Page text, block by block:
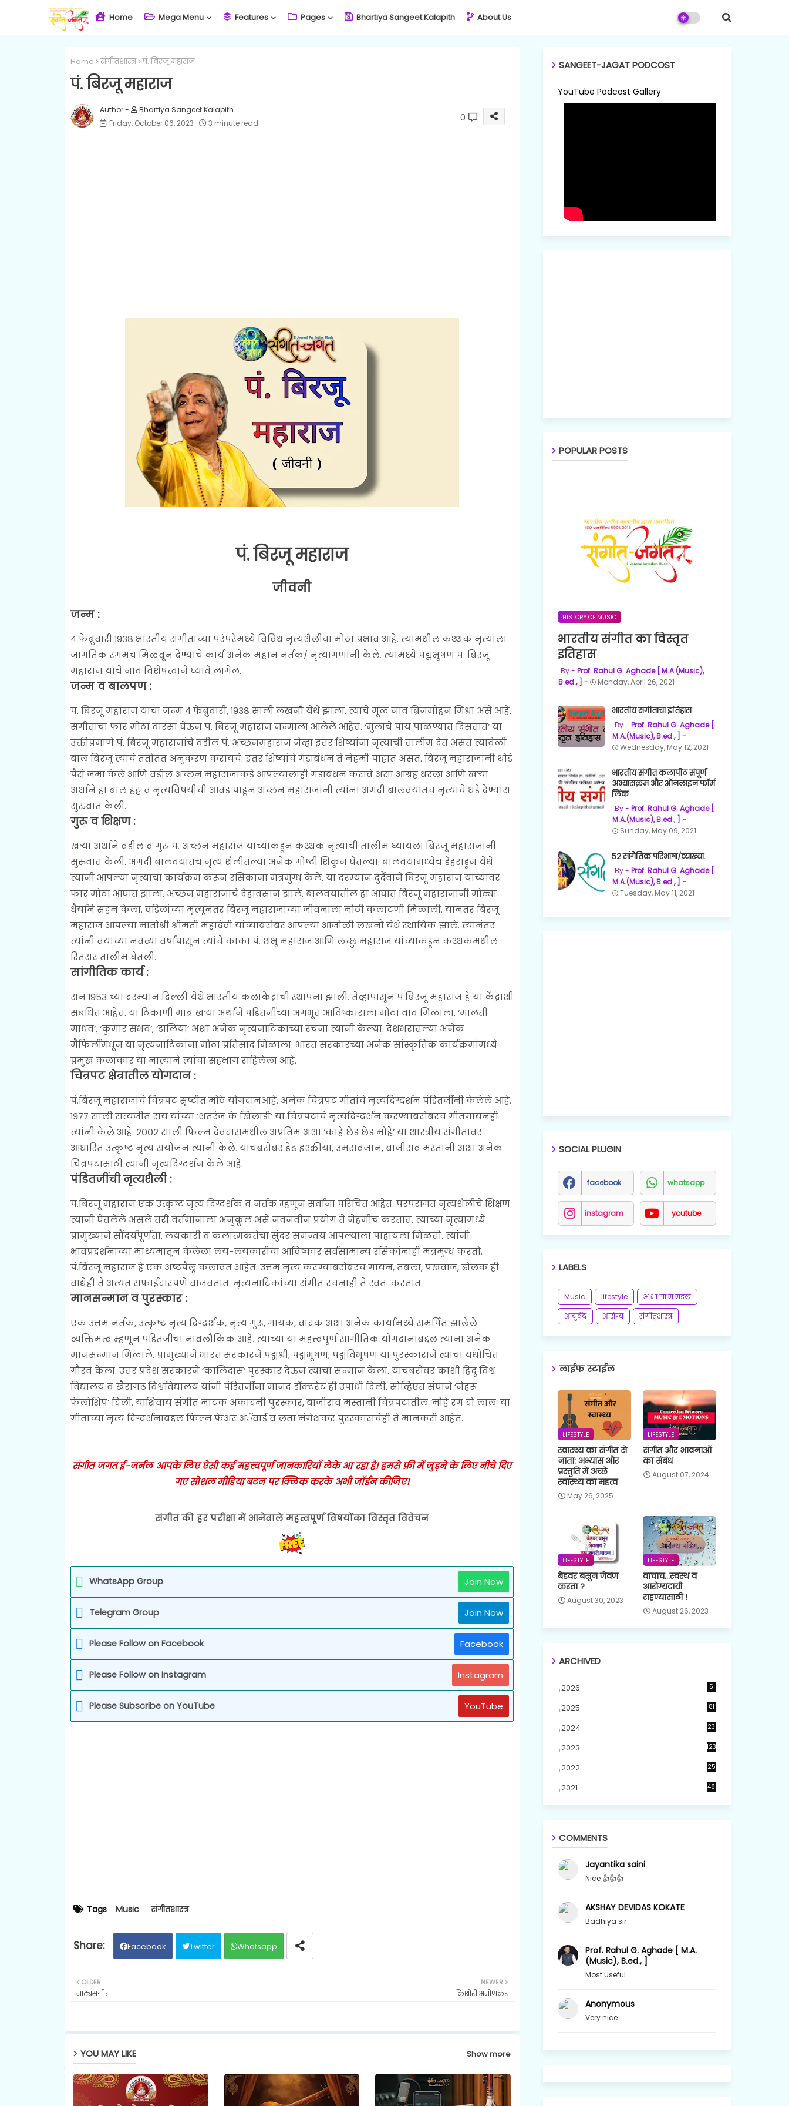
Home Mega Menu Features Pages Bhartiya Sangeet Kalapith About Us
Home संगीतशास्त्र पं. बिरजू महाराज
पं. बिरजू महाराज
Bhartiya Sangeet Kalapith
Friday, October 06, 2023
3 minute read 0
पं. बिरजू महाराज
जीवनी
जन्म :
४ फेब्रुवारी १९३८ भारतीय संगीताच्या परंपरेमध्ये विविध नृत्यशैलींचा मोठा प्रभाव आहे. त्यामधील कथ्थक नृत्याला
जागतिक रंगमंच मिळवून देण्याचे कार्य अनेक महान नर्तक/ नृत्यांगणांनी केले. त्यामध्ये पद्मभूषण पं. बिरजू
महाराज यांचे नाव विशेषत्वाने घ्यावे लागेल.
जन्म व बालपण :
पं. बिरजू महाराज यांचा जन्म ४ फेब्रुवारी, १९३८ साली लखनौ येथे झाला. त्यांचे मूळ नाव ब्रिजमोहन मिश्रा असे आहे.
संगीताचा फार मोठा वारसा घेऊन पं. बिरजू महाराज जन्माला आलेले आहेत. ‘मुलाचे पाय पाळण्यात दिसतात’ या
उक्तीप्रमाणे पं. बिरजू महाराजांचे वडील पं. अच्छनमहाराज जेव्हा इतर शिष्यांना नृत्याची तालीम देत असत त्यावेळी
बाल बिरजू त्याचे तंतोतंत अनुकरण करायचे. इतर शिष्यांचे गंडाबंधन ते नेहमी पाहात असत. बिरजू महाराजांनी थोडे
पैसे जमा केले आणि वडील अच्छन महाराजांकडे आपल्यालाही गंडाबंधन करावे असा आग्रह धरला आणि खऱ्या
अर्थाने हा बाल हट्ट व नृत्यविषयीची आवड पाहून अच्छन महाराजांनी त्यांना अगदी बालवयातच नृत्याचे धडे देण्यास
सुरुवात केली.
गुरू व शिक्षण :
खऱ्या अर्थाने वडील व गुरू पं. अच्छन महाराज यांच्याकडून कथ्थक नृत्याची तालीम घ्यायला बिरजू महाराजांनी
सुरुवात केली. अगदी बालवयातच नृत्य शैलीतल्या अनेक गोष्टी शिकून घेतल्या. बालवयामध्येच डेहराडून येथे
त्यांनी आपल्या नृत्याचा कार्यक्रम करून रसिकांना मंत्रमुग्ध केले. या दरम्यान दुर्दैवाने बिरजू महाराज यांच्यावर
फार मोठा आघात झाला. अच्छन महाराजांचे देहावसान झाले. बालवयातील हा आघात बिरजू महाराजांनी मोठ्या
धैर्याने सहन केला. वडिलांच्या मृत्यूनंतर बिरजू महाराजांच्या जीवनाला मोठी कलाटणी मिळाली. यानंतर बिरजू
महाराज आपल्या मातोश्री श्रीमती महादेवी यांच्याबरोबर आपल्या आजोळी लखनौ येथे स्थायिक झाले. त्यानंतर
त्यांनी वयाच्या नवव्या वर्षापासून त्यांचे काका पं. शंभू महाराज आणि लच्छु महाराज यांच्याकडून कथ्थकमधील
रितसर तालीम घेतली.
सांगीतिक कार्य :
सन १९५३ च्या दरम्यान दिल्ली येथे भारतीय कलाकेंद्राची स्थापना झाली. तेव्हापासून पं.बिरजू महाराज हे या केंद्राशी
संबंधित आहेत. या ठिकाणी मात्र खऱ्या अर्थाने पंडितजींच्या अंगभूत आविष्काराला मोठा वाव मिळाला. ‘मालती
माधव’, ‘कुमार संभव’, ‘डालिया’ अशा अनेक नृत्यनाटिकांच्या रचना त्यांनी केल्या. देशभरातल्या अनेक
मैफिलींमधून या नृत्यनाटिकांना मोठा प्रतिसाद मिळाला. भारत सरकारच्या अनेक सांस्कृतिक कार्यक्रमांमध्ये
प्रमुख कलाकार या नात्याने त्यांचा सहभाग राहिलेला आहे.
चित्रपट क्षेत्रातील योगदान :
पं.बिरजू महाराजांचे चित्रपट सृष्टीत मोठे योगदानआहे. अनेक चित्रपट गीतांचे नृत्यदिग्दर्शन पंडितजींनी केलेले आहे.
१९७७ साली सत्यजीत राय यांच्या ‘शतरंज के खिलाडी’ या चित्रपटाचे नृत्यदिग्दर्शन करण्याबरोबरच गीतगायनही
त्यांनी केले आहे. २००२ साली फिल्म देवदासमधील अप्रतिम अशा ‘काहे छेड छेड मोहे’ या शास्त्रीय संगीतावर
आधारित उत्कृष्ट नृत्य संयोजन त्यांनी केले. याचबरोबर डेढ इश्कीया, उमरावजान, बाजीराव मस्तानी अशा अनेक
चित्रपटांसाठी त्यांनी नृत्यदिग्दर्शन केले आहे.
पंडितजींची नृत्यशैली :
पं.बिरजू महाराज एक उत्कृष्ट नृत्य दिग्दर्शक व नर्तक म्हणून सर्वांना परिचित आहेत. परंपरागत नृत्यशैलीचे शिक्षण
त्यांनी घेतलेले असले तरी वर्तमानाला अनुकूल असे नवनवीन प्रयोग ते नेहमीच करतात. त्यांच्या नृत्यामध्ये
प्रामुख्याने सौंदर्यपूर्णता, लयकारी व कलात्मकतेचा सुंदर समन्वय आपल्याला पाहायला मिळतो. त्यांनी
भावप्रदर्शनाच्या माध्यमातून केलेला लय-लयकारीचा आविष्कार सर्वसामान्य रसिकांनाही मंत्रमुग्ध करतो.
पं.बिरजू महाराज हे एक अष्टपैलू कलावंत आहेत. उत्तम नृत्य करण्याबरोबरच गायन, तबला, पखवाज, ढोलक ही
वाद्येही ते अत्यंत सफाईदारपणे वाजवतात. नृत्यनाटिकांच्या संगीत रचनाही ते स्वतः करतात.
मानसन्मान व पुरस्कार :
एक उत्तम नर्तक, उत्कृष्ट नृत्य दिग्दर्शक, नृत्य गुरू, गायक, वादक अशा अनेक कार्यांमध्ये समर्पित झालेले
व्यक्तिमत्व म्हणून पंडितजींचा नावलौकिक आहे. त्यांच्या या महत्त्वपूर्ण सांगीतिक योगदानाबद्दल त्यांना अनेक
मानसन्मान मिळाले. प्रामुख्याने भारत सरकारने पद्मश्री, पद्मभूषण, पद्मविभूषण या पुरस्काराने त्यांचा यथोचित
गौरव केला. उत्तर प्रदेश सरकारने ‘कालिदास’ पुरस्कार देऊन त्यांचा सन्मान केला. याचबरोबर काशी हिंदू विश्व
विद्यालय व खैरागढ विश्वविद्यालय यांनी पंडितजींना मानद डॉक्टरेट ही उपाधी दिली. सोव्हिएत संघाने ‘नेहरू
फेलोशिप’ दिली. याशिवाय संगीत नाटक अकादमी पुरस्कार, बाजीराव मस्तानी चित्रपटातील ‘मोहे रंग दो लाल’ या
गीताच्या नृत्य दिग्दर्शनाबद्दल फिल्म फेअर अॅवार्ड व लता मंगेशकर पुरस्काराचेही ते मानकरी आहेत.
संगीत जगत ई-जर्नल आपके लिए ऐसी कई महत्त्वपूर्ण जानकारियाँ लेके आ रहा है। हमसे फ्री में जुड़ने के लिए नीचे दिए
गए सोशल मीडिया बटन पर क्लिक करके अभी जॉईन कीजिए।
संगीत की हर परीक्षा में आनेवाले महत्वपूर्ण विषयोंका विस्तृत विवेचन
WhatsApp Group Join Now
Telegram Group Join Now
Please Follow on Facebook Facebook
Please Follow on Instagram Instagram
Please Subscribe on YouTube YouTube
Tags Music संगीतशास्त्र
Facebook Twitter Whatsapp
NEWER
किशोरी अमोणकर
OLDER
नाट्यसंगीत
YOU MAY LIKE Show more
SANGEET-JAGAT PODCOST
YouTube Podcost Gallery
POPULAR POSTS
HISTORY OF MUSIC
भारतीय संगीत का विस्तृत
इतिहास
Prof. Rahul G. Aghade [ M.A.(Music),
B.ed., ]
Monday, April 26, 2021
भारतीय संगीताचा इतिहास
Prof. Rahul G. Aghade [
M.A.(Music), B.ed., ]
Wednesday, May 12, 2021
भारतीय संगीत कलापीठ संपूर्ण
अभ्यासक्रम और ऑनलाइन फॉर्म
लिंक
Prof. Rahul G. Aghade [
M.A.(Music), B.ed., ]
Sunday, May 09, 2021
५२ सांगेतिक परिभाषा/व्याख्या.
Prof. Rahul G. Aghade [
M.A.(Music), B.ed., ]
Tuesday, May 11, 2021
SOCIAL PLUGIN
facebook whatsapp
instagram youtube
LABELS
Music lifestyle
अ.भा.गां.म.मंडल
आयुर्वेद
आरोग्य संगीतशास्त्र
लाईफ स्टाईल
LIFESTYLE
स्वास्थ्य का संगीत से
नाता: अभ्यास और
प्रस्तुति में अच्छे
स्वास्थ्य का महत्व
May 26, 2025
LIFESTYLE
संगीत और भावनाओं
का संबंध
August 07, 2024
LIFESTYLE
बेडवर बसून जेवण
करता ?
August 30, 2023
LIFESTYLE
वाचाच...स्वस्थ व
आरोग्यदायी
राहण्यासाठी !
August 26, 2023
ARCHIVED
2026 5
2025 81
2024
23
2023 123
2022 25
2021 48
COMMENTS
Jayantika saini
Nice 👍👍👍
AKSHAY DEVIDAS KOKATE
Badhiya sir
Prof. Rahul G. Aghade [ M.A.
(Music), B.ed., ]
Most useful
Anonymous
Very nice